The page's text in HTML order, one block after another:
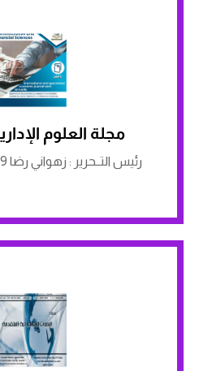
مجلة العلوم
رئيس التــحرير : زهواني رضا ISSN:2602-6139
الرابط لمنصة ASJP